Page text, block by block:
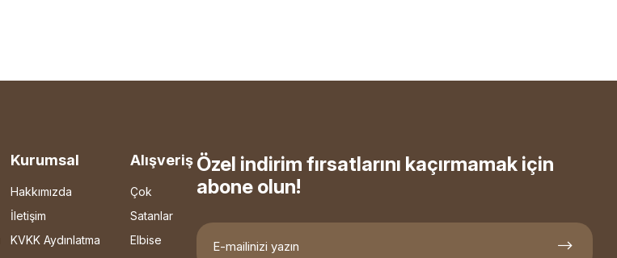
Kurumsal
Hakkımızda
İletişim
KVKK Aydınlatma
Alışveriş
Çok
Satanlar
Elbise
Özel indirim fırsatlarını kaçırmamak için
abone olun!